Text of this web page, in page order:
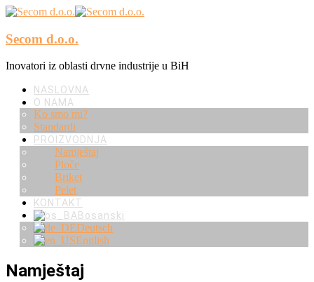
Secom d.o.o.
Inovatori iz oblasti drvne industrije u BiH
NASLOVNA
O NAMA
Ko smo mi?
Standardi
PROIZVODNJA
Namještaj
Ploče
Briket
Pelet
KONTAKT
Bosanski
Deutsch
English
Namještaj